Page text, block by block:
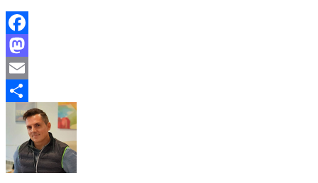
Facebook
Mastodon
Email
Compartir